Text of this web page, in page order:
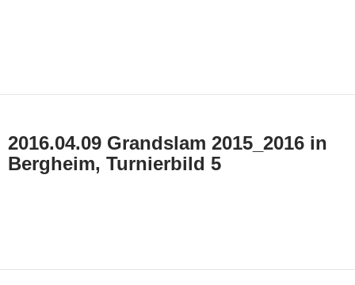
2016.04.09 Grandslam 2015_2016 in
Bergheim, Turnierbild 5